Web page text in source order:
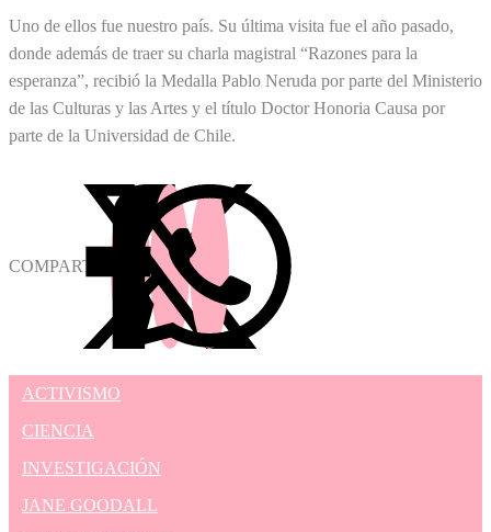
Uno de ellos fue nuestro país. Su última visita fue el año pasado,
donde además de traer su charla magistral “Razones para la
esperanza”, recibió la Medalla Pablo Neruda por parte del Ministerio
de las Culturas y las Artes y el título Doctor Honoria Causa por
parte de la Universidad de Chile.
COMPARTIR
ACTIVISMO
CIENCIA
INVESTIGACIÓN
JANE GOODALL